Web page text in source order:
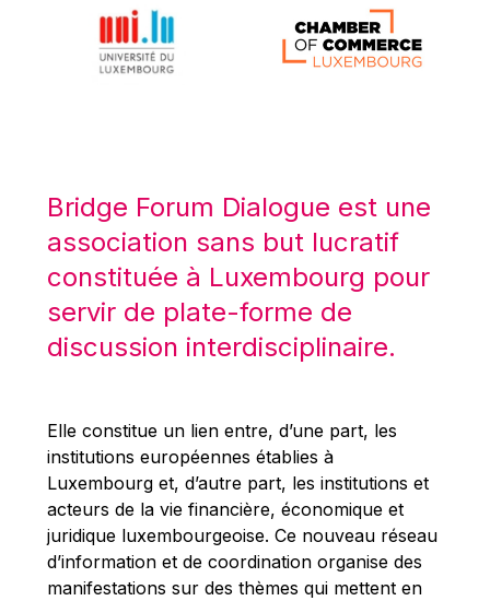
Lucas Papademos
Máire Geoghegan-Quinn
Mario Centeno
Mario Monti
Maroš ŠEFČOVIČ
Martin Bailey
Martine Reicherts
Michael Sohlman
Michel Goedert
Mireille Delmas-Marty
Nobuo Tanaka
Otmar Issing
Bridge Forum Dialogue est une
association sans but lucratif
constituée à Luxembourg pour
servir de plate-forme de
discussion interdisciplinaire.
Elle constitue un lien entre, d’une part, les
institutions européennes établies à
Luxembourg et, d’autre part, les institutions et
acteurs de la vie financière, économique et
juridique luxembourgeoise. Ce nouveau réseau
d’information et de coordination organise des
manifestations sur des thèmes qui mettent en